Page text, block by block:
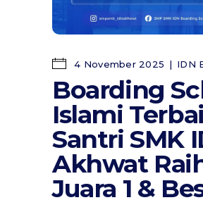
4 November 2025 IDN
Boarding
Islami
Santri SMK
Akhwat
Juara 1 &